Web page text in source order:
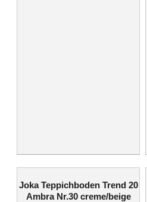
Joka Teppichboden Trend 20
Ambra Nr.30 creme/beige